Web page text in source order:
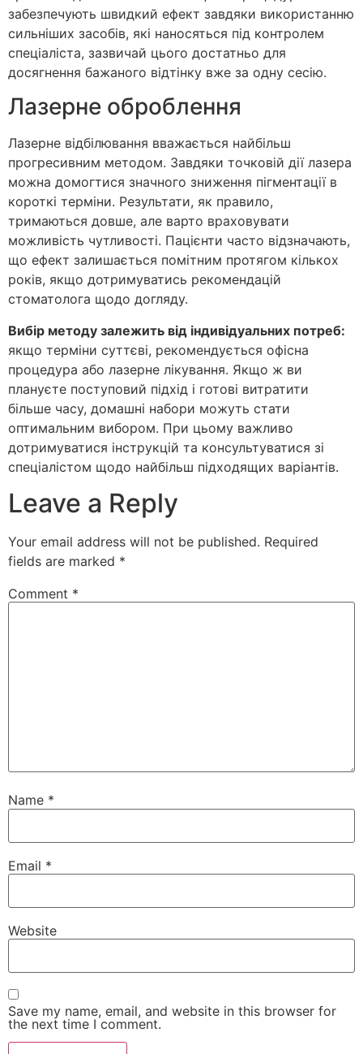
забезпечують швидкий ефект завдяки використанню
сильніших засобів, які наносяться під контролем
спеціаліста, зазвичай цього достатньо для
досягнення бажаного відтінку вже за одну сесію.
Лазерне оброблення
Лазерне відбілювання вважається найбільш
прогресивним методом. Завдяки точковій дії лазера
можна домогтися значного зниження пігментації в
короткі терміни. Результати, як правило,
тримаються довше, але варто враховувати
можливість чутливості. Пацієнти часто відзначають,
що ефект залишається помітним протягом кількох
років, якщо дотримуватись рекомендацій
стоматолога щодо догляду.
Вибір методу залежить від індивідуальних потреб:
якщо терміни суттєві, рекомендується офісна
процедура або лазерне лікування. Якщо ж ви
плануєте поступовий підхід і готові витратити
більше часу, домашні набори можуть стати
оптимальним вибором. При цьому важливо
дотримуватися інструкцій та консультуватися зі
спеціалістом щодо найбільш підходящих варіантів.
Leave a Reply
Your email address will not be published. Required
fields are marked *
Comment *
Name *
Email *
Website
Save my name, email, and website in this browser for
the next time I comment.